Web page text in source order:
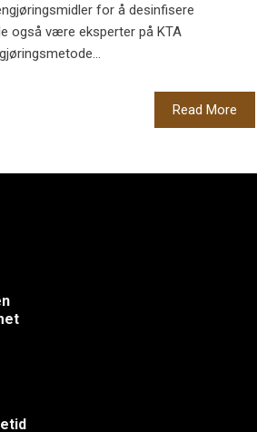
for å desinfisere
også være eksperter på KTA
Read More